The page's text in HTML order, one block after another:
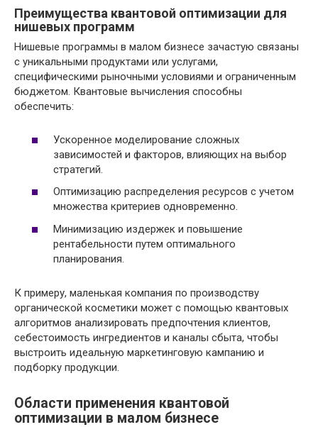
Преимущества квантовой оптимизации для
нишевых программ
Нишевые программы в малом бизнесе зачастую связаны
с уникальными продуктами или услугами,
специфическими рыночными условиями и ограниченным
бюджетом. Квантовые вычисления способны
обеспечить:
Ускоренное моделирование сложных
зависимостей и факторов, влияющих на выбор
стратегий.
Оптимизацию распределения ресурсов с учетом
множества критериев одновременно.
Минимизацию издержек и повышение
рентабельности путем оптимального
планирования.
К примеру, маленькая компания по производству
органической косметики может с помощью квантовых
алгоритмов анализировать предпочтения клиентов,
себестоимость ингредиентов и каналы сбыта, чтобы
выстроить идеальную маркетинговую кампанию и
подборку продукции.
Области применения квантовой
оптимизации в малом бизнесе